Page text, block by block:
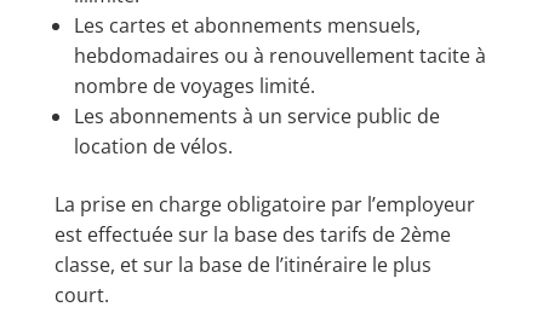
Les cartes et abonnements mensuels,
hebdomadaires ou à renouvellement tacite à
nombre de voyages limité.
Les abonnements à un service public de
location de vélos.
La prise en charge obligatoire par l’employeur
est effectuée sur la base des tarifs de 2ème
classe, et sur la base de l’itinéraire le plus
court.